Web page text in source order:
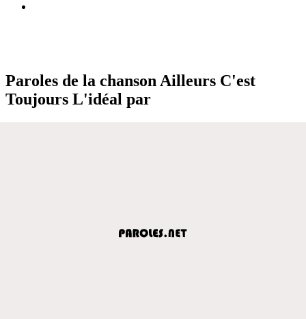
Paroles de la chanson Ailleurs C'est
Toujours L'idéal par